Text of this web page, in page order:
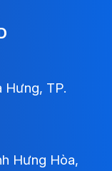
Hưng, TP.
Hưng Hòa,